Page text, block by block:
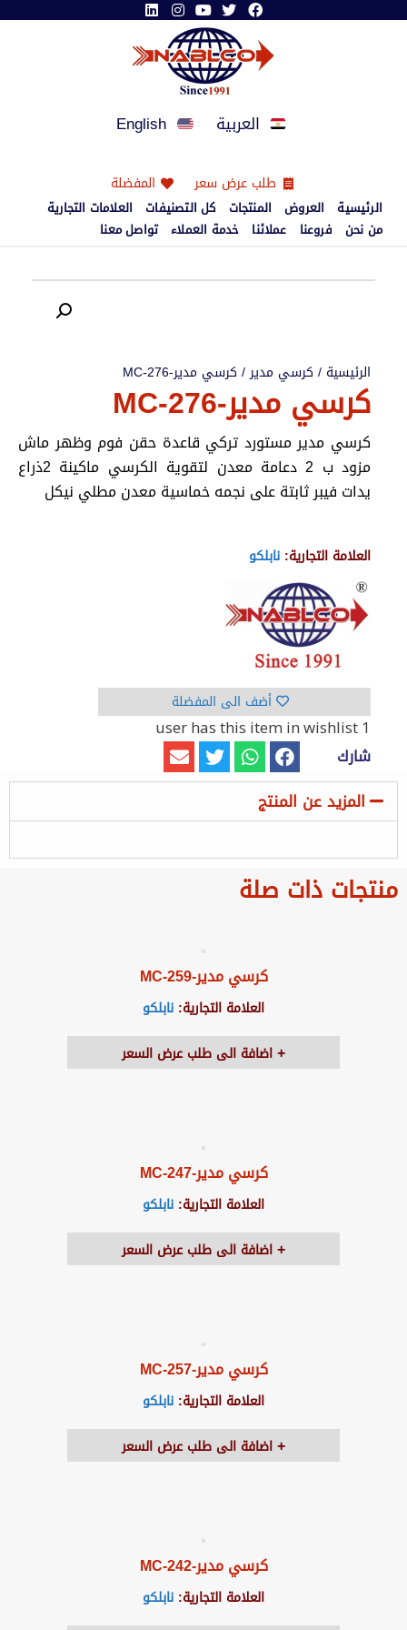
العربية English
طلب عرض سعر المفضلة
الرئيسية العروض المنتجات كل التصنيفات
العلامات التجارية
من نحن فروعنا عملائنا خدمة العملاء تواصل معنا
الرئيسية / كرسي مدير/ كرسي مدير-MC-276
كرسي مدير-MC-276
كرسي مدير مستورد تركي قاعدة حقن فوم وظهر ماش
مزود ب 2 دعامة معدن لتقوية الكرسي ماكينة 2ذراع
يدات فيبر ثابتة على نجمه خماسية معدن مطلي نيكل
العلامة التجارية: نابلكو
أضف الى المفضلة
1 user
has this item in wishlist
شارك
المزيد عن المنتج
منتجات ذات صلة
كرسي مدير-MC-259
العلامة التجارية: نابلكو
اضافة الى طلب عرض السعر
كرسي مدير-MC-247
العلامة التجارية: نابلكو
اضافة الى طلب عرض السعر
كرسي مدير-MC-257
العلامة التجارية: نابلكو
اضافة الى طلب عرض السعر
كرسي مدير-MC-242
العلامة التجارية: نابلكو